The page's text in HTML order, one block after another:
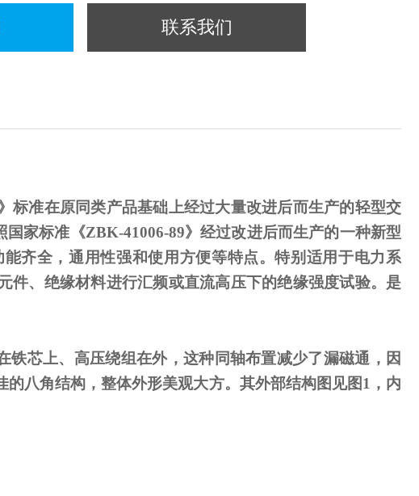
联系我们
标准在原同类产品基础上经过大量改进后而生产的轻型交
国家标准《ZBK-41006-89》经过改进后而生产的一种新型
齐全，通用性强和使用方便等特点。特别适用于电力系
件、绝缘材料进行汇频或直流高压下的绝缘强度试验。是
芯上、高压绕组在外，这种同轴布置减少了漏磁通，因
八角结构，整体外形美观大方。其外部结构图见图1 ，内